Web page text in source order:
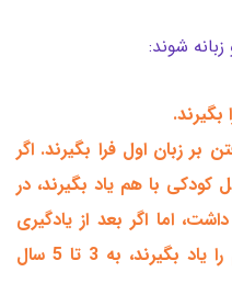
شوند:
بگیرند.
بر زبان اول فرا بگیرند. اگر
کودکی با هم یاد بگیرند، در
اما اگر بعد از یادگیری
زبان اول بخواهند زبان دوم را یاد بگیرند، به 3 تا 5 سال